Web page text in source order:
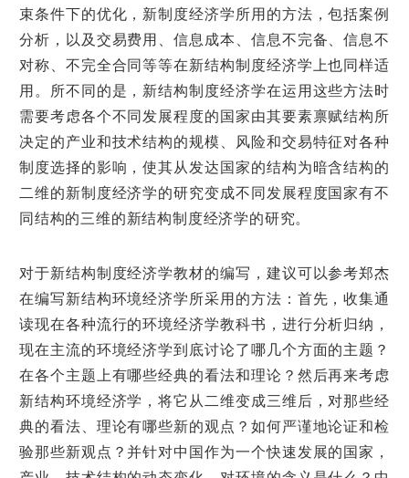
束条件下的优化，新制度经济学所用的方法，包括案例
分析，以及交易费用、信息成本、信息不完备、信息不
对称、不完全合同等等在新结构制度经济学上也同样适
用。所不同的是，新结构制度经济学在运用这些方法时
需要考虑各个不同发展程度的国家由其要素禀赋结构所
决定的产业和技术结构的规模、风险和交易特征对各种
制度选择的影响，使其从发达国家的结构为暗含结构的
二维的新制度经济学的研究变成不同发展程度国家有不
同结构的三维的新结构制度经济学的研究。
对于新结构制度经济学教材的编写，建议可以参考郑杰
在编写新结构环境经济学所采用的方法：首先，收集通
读现在各种流行的环境经济学教科书，进行分析归纳，
现在主流的环境经济学到底讨论了哪几个方面的主题？
在各个主题上有哪些经典的看法和理论？然后再来考虑
新结构环境经济学，将它从二维变成三维后，对那些经
典的看法、理论有哪些新的观点？如何严谨地论证和检
验那些新观点？并针对中国作为一个快速发展的国家，